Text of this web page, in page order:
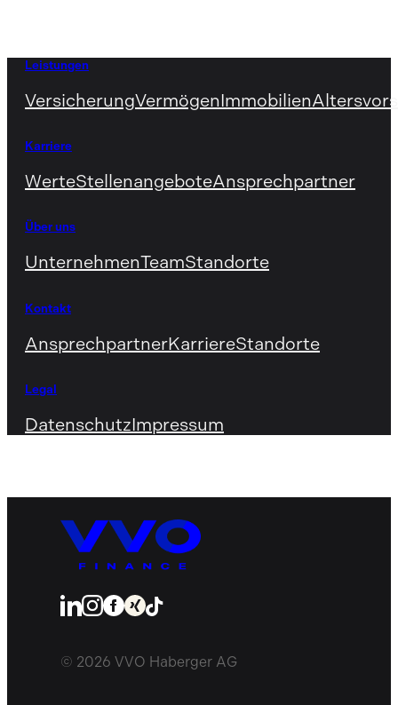
Leistungen
VersicherungVermögenImmobilien
Karriere
WerteStellenangeboteAnsprechpartner
Über uns
UnternehmenTeamStandorte
Kontakt
AnsprechpartnerKarriereStandorte
Legal
DatenschutzImpressum
© 2026 VVO Haberger AG